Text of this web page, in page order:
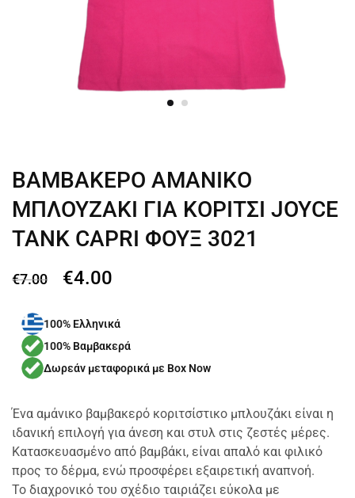
ΒΑΜΒΑΚΕΡΟ ΑΜΑΝΙΚΟ
ΜΠΛΟΥΖΑΚΙ ΓΙΑ ΚΟΡΙΤΣΙ JOYCE
TANK CAPRI ΦΟΥΞ 3021
€7.00 €4.00
100% Ελληνικά
100% Βαμβακερά
Δωρεάν μεταφορικά με Box Now
Ένα αμάνικο βαμβακερό κοριτσίστικο μπλουζάκι είναι η
ιδανική επιλογή για άνεση και στυλ στις ζεστές μέρες.
Κατασκευασμένο από βαμβάκι, είναι απαλό και φιλικό
προς το δέρμα, ενώ προσφέρει εξαιρετική αναπνοή.
Το διαχρονικό του σχέδιο ταιριάζει εύκολα με